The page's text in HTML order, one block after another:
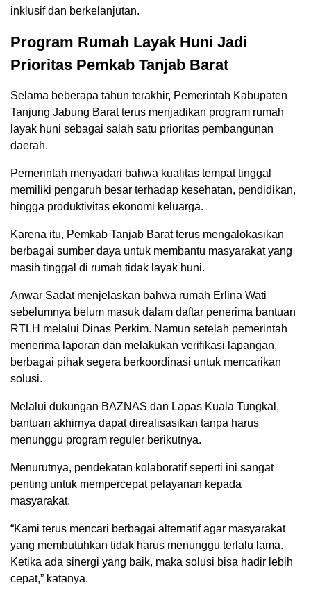
inklusif dan berkelanjutan.
Program Rumah Layak Huni Jadi
Prioritas Pemkab Tanjab Barat
Selama beberapa tahun terakhir, Pemerintah Kabupaten
Tanjung Jabung Barat terus menjadikan program rumah
layak huni sebagai salah satu prioritas pembangunan
daerah.
Pemerintah menyadari bahwa kualitas tempat tinggal
memiliki pengaruh besar terhadap kesehatan, pendidikan,
hingga produktivitas ekonomi keluarga.
Karena itu, Pemkab Tanjab Barat terus mengalokasikan
berbagai sumber daya untuk membantu masyarakat yang
masih tinggal di rumah tidak layak huni.
Anwar Sadat menjelaskan bahwa rumah Erlina Wati
sebelumnya belum masuk dalam daftar penerima bantuan
RTLH melalui Dinas Perkim. Namun setelah pemerintah
menerima laporan dan melakukan verifikasi lapangan,
berbagai pihak segera berkoordinasi untuk mencarikan
solusi.
Melalui dukungan BAZNAS dan Lapas Kuala Tungkal,
bantuan akhirnya dapat direalisasikan tanpa harus
menunggu program reguler berikutnya.
Menurutnya, pendekatan kolaboratif seperti ini sangat
penting untuk mempercepat pelayanan kepada
masyarakat.
“Kami terus mencari berbagai alternatif agar masyarakat
yang membutuhkan tidak harus menunggu terlalu lama.
Ketika ada sinergi yang baik, maka solusi bisa hadir lebih
cepat,” katanya.